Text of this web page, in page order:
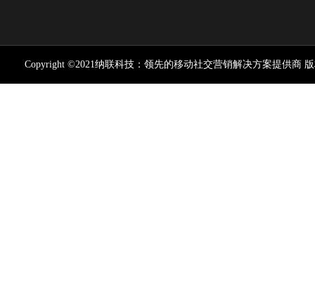
Copyright ©2021纳联科技：领先的移动社交营销解决方案提供商